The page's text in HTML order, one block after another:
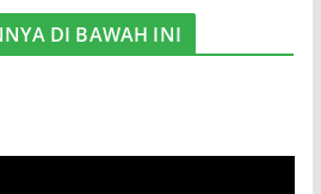
DI BAWAH INI